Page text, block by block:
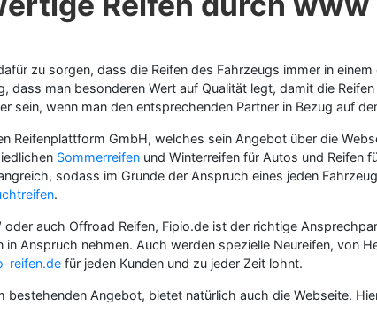
zu sorgen, dass die Reifen des Fahrzeugs immer in
dass man besonderen Wert auf Qualität legt, damit die
sein, wenn man den entsprechenden Partner in Bezug auf
Reifenplattform GmbH, welches sein Angebot über die
Sommerreifen und Winterreifen für Autos und Reifen
sodass im Grunde der Anspruch eines jeden
.
auch Offroad Reifen, Fipio.de ist der richtige
Anspruch nehmen. Auch werden spezielle Neureifen, von
reifen.de für jeden Kunden und zu jeder Zeit lohnt.
bestehenden Angebot, bietet natürlich auch die Webseite.